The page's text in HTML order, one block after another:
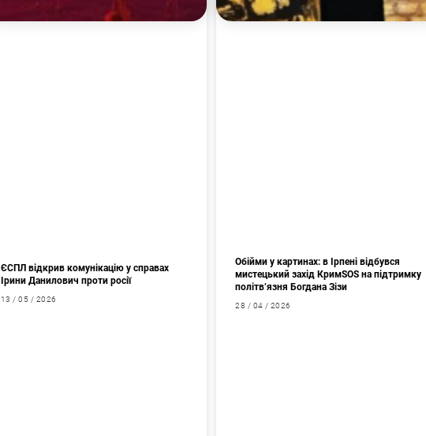
ЄСПЛ відкрив комунікацію у справах
Ірини Данилович проти росії
13 / 05 / 2026
Обійми у картинах: в Ірпені відбувся
мистецький захід КримSOS на підтримку
політв’язня Богдана Зізи
28 / 04 / 2026